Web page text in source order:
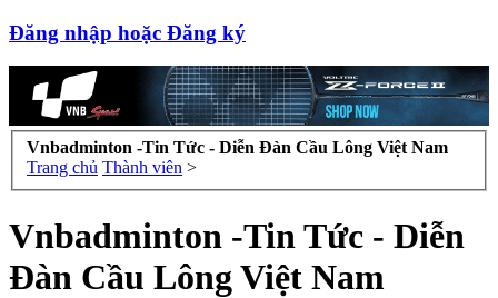
Đăng nhập hoặc Đăng ký
Vnbadminton -Tin Tức - Diễn Đàn Cầu Lông Việt Nam
Trang chủ Thành viên >
Vnbadminton -Tin Tức - Diễn
Đàn Cầu Lông Việt Nam